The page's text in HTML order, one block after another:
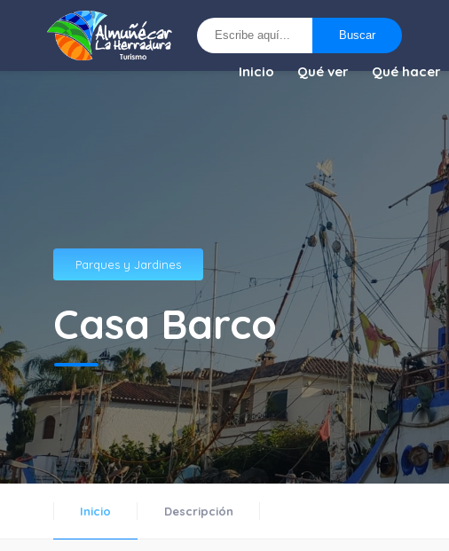
Buscar
Inicio Qué ver Qué hacer
Parques y Jardines
Casa Barco
Inicio Descripción